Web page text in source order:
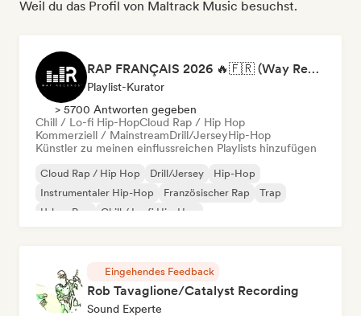
Weil du das Profil von Maltrack Music besuchst.
RAP FRANÇAIS 2026 🔥🇫🇷 (Way Records)
Playlist-Kurator
> 5700 Antworten gegeben
Chill / Lo-fi Hip-HopCloud Rap / Hip Hop
Kommerziell / MainstreamDrill/JerseyHip-Hop
Künstler zu meinen einflussreichen Playlists hinzufügen
Cloud Rap / Hip Hop Drill/Jersey
Hip-Hop
Instrumentaler Hip-Hop
Französischer Rap
Trap
Urban Pop
Chill / Lo-fi Hip-Hop
Eingehendes Feedback
Rob Tavaglione/Catalyst Recording
Sound Experte